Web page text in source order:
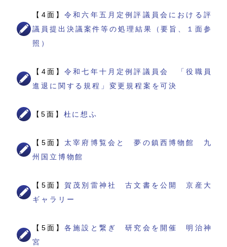
【4面】令和六年五月定例評議員会における評
議員提出決議案件等の処理結果（要旨、１面参
照）
【4面】令和七年十月定例評議員会 「役職員
進退に関する規程」変更規程案を可決
【5面】 杜に想ふ
【5面】 太宰府博覧会と 夢の鎮西博物館 九
州国立博物館
【5面】賀茂別雷神社 古文書を公開 京産大
ギャラリー
【5面】各施設と繋ぎ 研究会を開催 明治神
宮